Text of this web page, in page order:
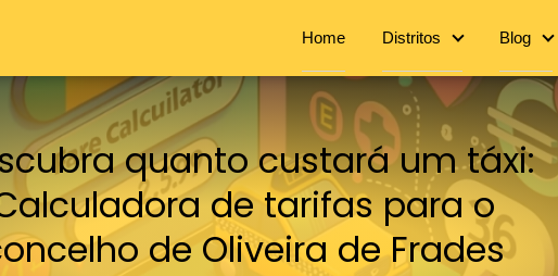
Home Distritos Blog
quanto custará um táxi:
de tarifas para o
de Oliveira de Frades